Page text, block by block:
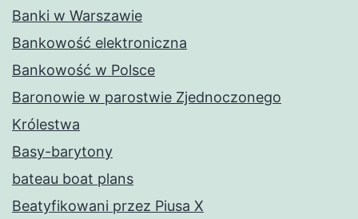
Banki w Warszawie
Bankowość elektroniczna
Bankowość w Polsce
Baronowie w parostwie Zjednoczonego
Królestwa
Basy-barytony
bateau boat plans
Beatyfikowani przez Piusa X